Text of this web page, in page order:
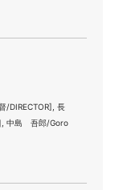
/DIRECTOR], 長
中島 吾郎/Goro